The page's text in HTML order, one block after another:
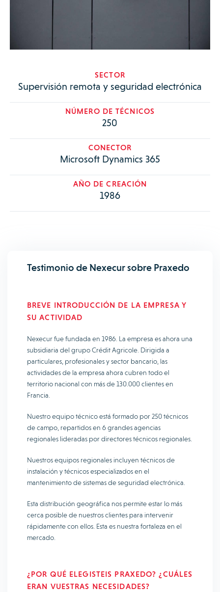
SECTOR
Supervisión remota y seguridad electrónica
NÚMERO DE TÉCNICOS
250
CONECTOR
Microsoft Dynamics 365
AÑO DE CREACIÓN
1986
Testimonio de Nexecur sobre Praxedo
BREVE INTRODUCCIÓN DE LA EMPRESA Y
SU ACTIVIDAD
Nexecur fue fundada en 1986. La empresa es ahora una
subsidiaria del grupo Crédit Agricole. Dirigida a
particulares, profesionales y sector bancario, las
actividades de la empresa ahora cubren todo el
territorio nacional con más de 130.000 clientes en
Francia.
Nuestro equipo técnico está formado por 250 técnicos
de campo, repartidos en 6 grandes agencias
regionales lideradas por directores técnicos regionales.
Nuestros equipos regionales incluyen técnicos de
instalación y técnicos especializados en el
mantenimiento de sistemas de seguridad electrónica.
Esta distribución geográfica nos permite estar lo más
cerca posible de nuestros clientes para intervenir
rápidamente con ellos. Esta es nuestra fortaleza en el
mercado.
¿POR QUÉ ELEGISTEIS PRAXEDO? ¿CUÁLES
ERAN VUESTRAS NECESIDADES?